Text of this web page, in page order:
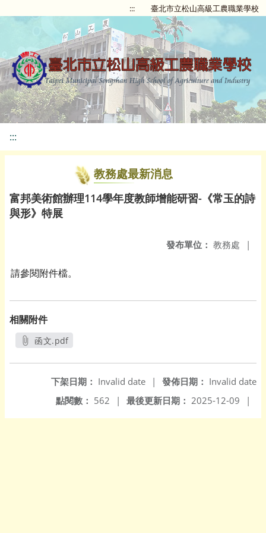
::: 臺北市立松山高級工農職業學校
:::
教務處最新消息
富邦美術館辦理114學年度教師增能研習-《常玉的詩
與形》特展
發布單位： 教務處 |
請參閱附件檔。
相關附件
函文.pdf
發佈日期： Invalid date
下架日期： Invalid date
|
最後更新日期： 2025-12-09 |
點閱數： 562 |